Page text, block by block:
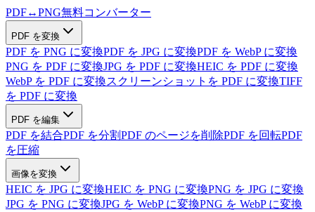
PDF↔PNG無料コンバーター
PDF を変換
PDF を PNG に変換PDF を JPG に変換PDF を WebP に変換
PNG を PDF に変換JPG を PDF に変換HEIC を PDF に変換
WebP を PDF に変換スクリーンショットを PDF に変換TIFF
を PDF に変換
PDF を編集
PDF を結合PDF を分割PDF のページを削除PDF を回転PDF
を圧縮
画像を変換
HEIC を JPG に変換HEIC を PNG に変換PNG を JPG に変換
JPG を PNG に変換JPG を WebP に変換PNG を WebP に変換